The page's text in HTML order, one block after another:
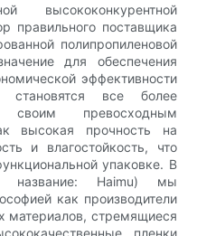
высококонкурентной
правильного поставщика
полипропиленовой
для обеспечения
эффективности
все более
своим превосходным
высокая прочность на
и влагостойкость, что
упаковке. В
название: Haimu) мы
как производители
материалов, стремящиеся
пленки